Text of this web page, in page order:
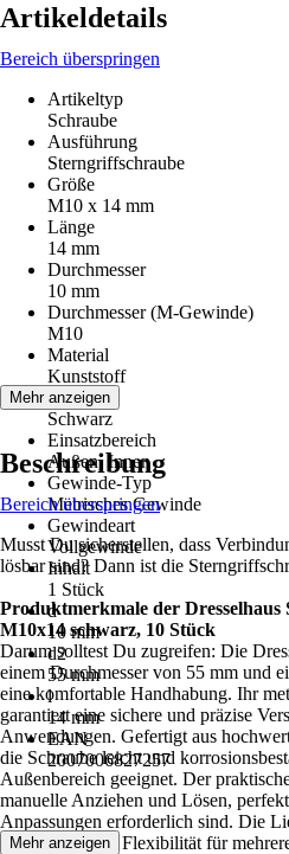
Artikeldetails
Bereich überspringen
Artikeltyp
Schraube
Ausführung
Sterngriffschraube
Größe
M10 x 14 mm
Länge
14 mm
Durchmesser
10 mm
Durchmesser (M-Gewinde)
M10
Material
Kunststoff
Farbton
Schwarz
Einsatzbereich
Außen, Innen
Gewinde-Typ
Metrisches Gewinde
Gewindeart
Vollgewinde
Inhalt
1 Stück
d
10 mm
d2
55 mm
l
14 mm
EAN
2007006827257
Mehr anzeigen
Beschreibung
Bereich überspringen
Musst Du sicherstellen, dass
lösbar sind? Dann ist die
Produktmerkmale der
M10x14 schwarz, 10 Stück
Darum solltest Du zugreifen: Die
einem Durchmesser von 55 mm und
eine komfortable Handhabung. Ihr
garantiert eine sichere und präzise
Anwendungen. Gefertigt aus
die Schraube leicht und
Außenbereich geeignet. Der
manuelle Anziehen und Lösen,
Anpassungen erforderlich sind. Die
Stück bietet Dir Flexibilität für
Mehr anzeigen